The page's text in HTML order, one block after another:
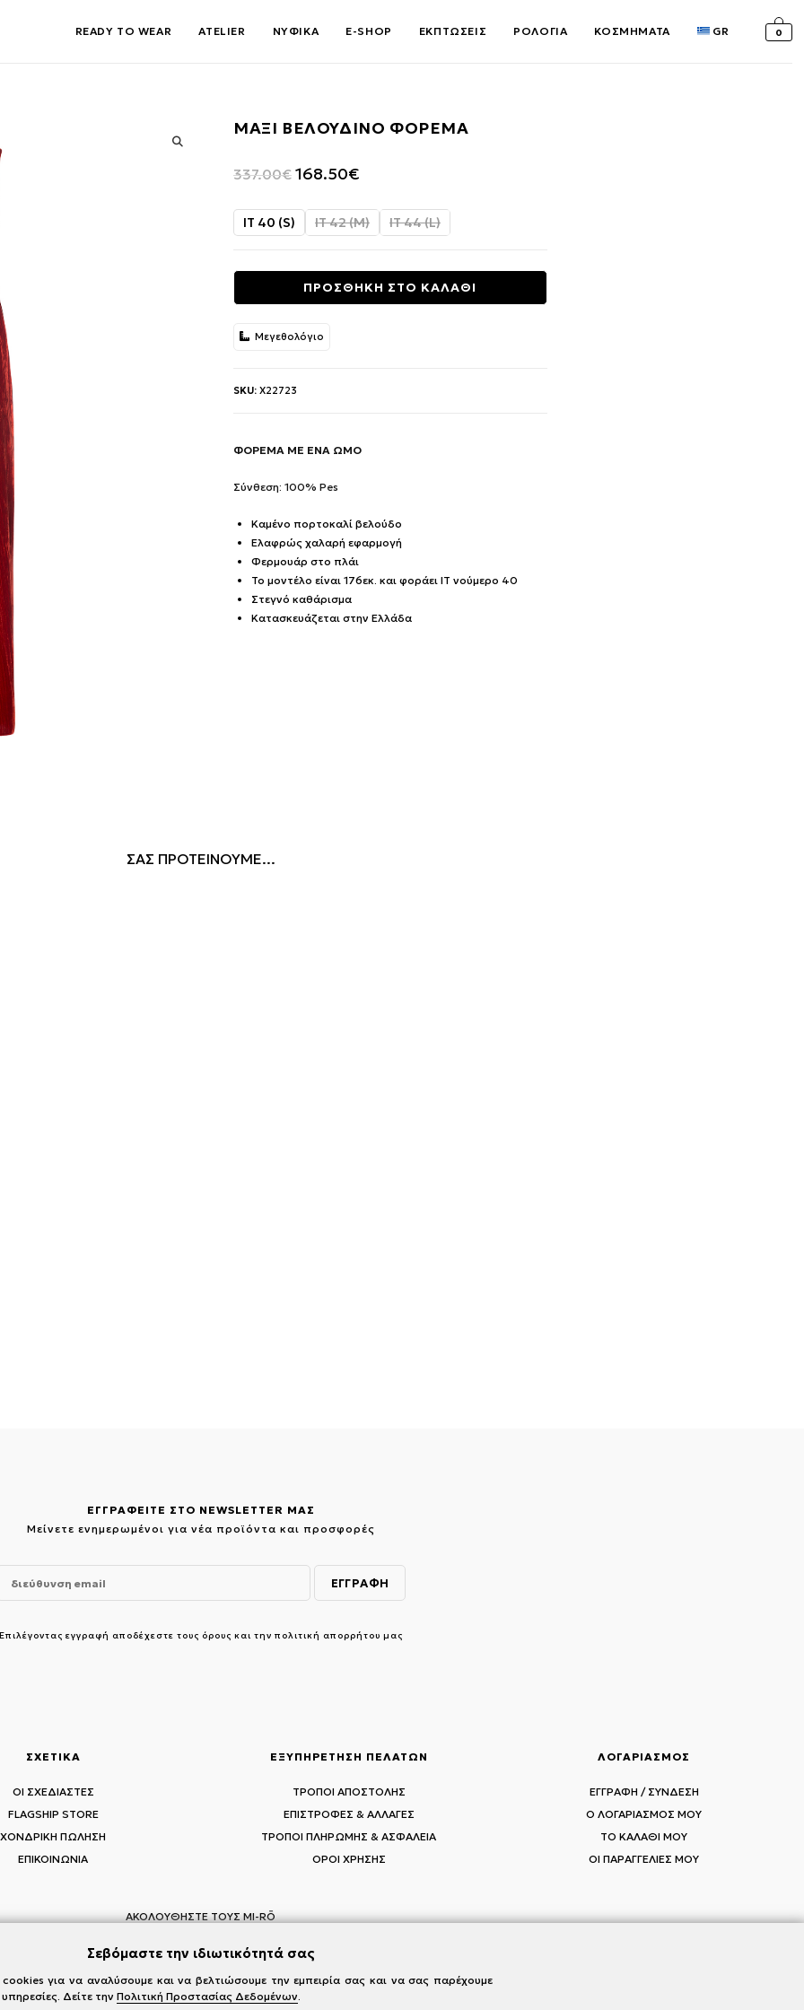
READY TO WEAR ATELIER ΝΥΦΙΚΑ E-SHOP ΕΚΠΤΩΣΕΙΣ ΡΟΛΟΓΙΑ ΚΟΣΜΗΜΑΤΑ GR 0
ΜΑΞΙ ΒΕΛΟΥΔΙΝΟ ΦΟΡΕΜΑ
337.00€ Original
was:
168.50€Η
τιμή
168.50€.
IT 40 (S) IT 42 (M) IT 44 (L)
ΠΡΟΣΘΗΚΗ ΣΤΟ ΚΑΛΑΘΙ
Μεγεθολόγιο
SKU: X22723
ΦΟΡΕΜΑ ΜΕ ΕΝΑ ΩΜΟ
Σύνθεση: 100% Pes
Καμένο πορτοκαλί βελούδο
Ελαφρώς χαλαρή εφαρμογή
Φερμουάρ στο πλάι
Το μοντέλο είναι 176εκ. και φοράει IT νούμερο 40
Στεγνό καθάρισμα
Κατασκευάζεται στην Ελλάδα
ΣΑΣ ΠΡΟΤΕΙΝΟΥΜΕ...
ΕΓΓΡΑΦΕΙΤΕ ΣΤΟ NEWSLETTER ΜΑΣ
Μείνετε ενημερωμένοι για νέα προϊόντα και προσφορές
Επιλέγοντας εγγραφή αποδέχεστε τους όρους και την πολιτική απορρήτου μας
ΣΧΕΤΙΚΑ
ΟΙ ΣΧΕΔΙΑΣΤΕΣ
FLAGSHIP STORE
ΧΟΝΔΡΙΚΗ ΠΩΛΗΣΗ
ΕΠΙΚΟΙΝΩΝΙΑ
ΕΞΥΠΗΡΕΤΗΣΗ ΠΕΛΑΤΩΝ
ΤΡΟΠΟΙ ΑΠΟΣΤΟΛΗΣ
ΕΠΙΣΤΡΟΦΕΣ & ΑΛΛΑΓΕΣ
ΤΡΟΠΟΙ ΠΛΗΡΩΜΗΣ & ΑΣΦΑΛΕΙΑ
ΟΡΟΙ ΧΡΗΣΗΣ
ΛΟΓΑΡΙΑΣΜΟΣ
ΕΓΓΡΑΦΗ / ΣΥΝΔΕΣΗ
Ο ΛΟΓΑΡΙΑΣΜΟΣ ΜΟΥ
ΤΟ ΚΑΛΑΘΙ ΜΟΥ
ΟΙ ΠΑΡΑΓΓΕΛΙΕΣ ΜΟΥ
ΑΚΟΛΟΥΘΗΣΤΕ ΤΟΥΣ MI-RŌ
Σεβόμαστε την ιδιωτικότητά σας
cookies για να αναλύσουμε και να βελτιώσουμε την εμπειρία σας και να σας παρέχουμε
Δείτε την Πολιτική Προστασίας Δεδομένων.